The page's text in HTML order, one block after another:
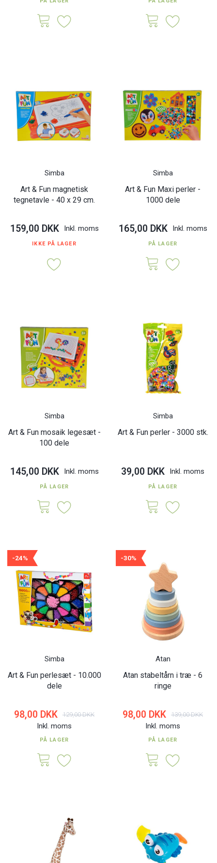
Simba
Art & Fun magnetisk
tegnetavle - 40 x 29 cm.
159,00 DKK Inkl. moms
IKKE PÅ LAGER
Simba
Art & Fun Maxi perler -
1000 dele
165,00 DKK Inkl. moms
PÅ LAGER
Simba
Art & Fun mosaik legesæt -
100 dele
145,00 DKK Inkl. moms
PÅ LAGER
Simba
Art & Fun perler - 3000 stk.
39,00 DKK Inkl. moms
PÅ LAGER
-24%
Simba
Art & Fun perlesæt - 10.000
dele
98,00 DKK 129,00 DKK
Inkl. moms
PÅ LAGER
-30%
Atan
Atan stabeltårn i træ - 6
ringe
98,00 DKK 139,00 DKK
Inkl. moms
PÅ LAGER